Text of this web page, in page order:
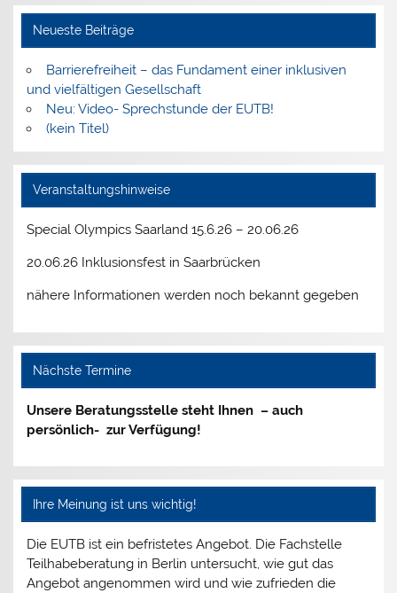
Neueste Beiträge
Barrierefreiheit – das Fundament einer inklusiven
und vielfältigen Gesellschaft
Neu: Video- Sprechstunde der EUTB!
(kein Titel)
Veranstaltungshinweise
Special Olympics Saarland 15.6.26 – 20.06.26
20.06.26 Inklusionsfest in Saarbrücken
nähere Informationen werden noch bekannt gegeben
Nächste Termine
Unsere Beratungsstelle steht Ihnen – auch
persönlich- zur Verfügung!
Ihre Meinung ist uns wichtig!
Die EUTB ist ein befristetes Angebot. Die Fachstelle
Teilhabeberatung in Berlin untersucht, wie gut das
Angebot angenommen wird und wie zufrieden die